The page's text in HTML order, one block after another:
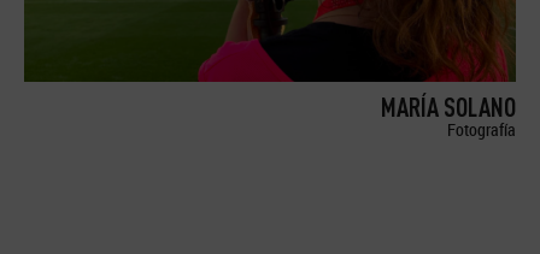
MARÍA SOLANO
Fotografía